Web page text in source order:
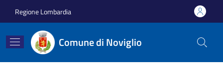
Regione Lombardia
Comune di Noviglio